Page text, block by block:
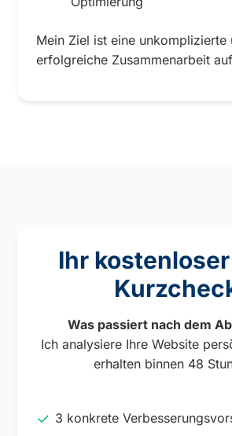
Mein Ziel ist eine unkomplizierte
erfolgreiche Zusammenarbeit
Ihr kostenloser
Was passiert nach dem
Ich analysiere Ihre Website
erhalten binnen 48
3 konkrete